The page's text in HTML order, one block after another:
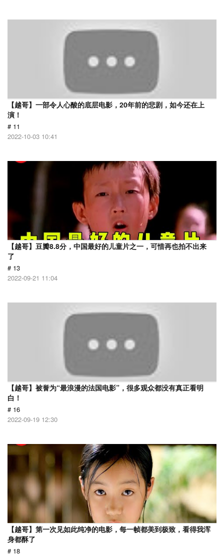
【越哥】一部令人心酸的底层电影，20年前的悲剧，如今还在上
演！
# 11
2022-10-03 10:41
【越哥】豆瓣8.8分，中国最好的儿童片之一，可惜再也拍不出来
了
# 13
2022-09-21 11:04
【越哥】被誉为“最浪漫的法国电影”，很多观众都没有真正看明
白！
# 16
2022-09-19 12:30
【越哥】第一次见如此纯净的电影，每一帧都美到极致，看得我浑
身都酥了
# 18